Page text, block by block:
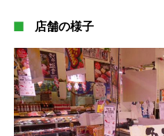
店舗の様子